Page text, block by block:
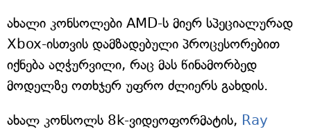
ახალი კონსოლები AMD-ს მიერ სპეციალურად
Xbox-ისთვის დამზადებული პროცესორებით
იქნება აღჭურვილი, რაც მას წინამორბედ
მოდელზე ოთხჯერ უფრო ძლიერს გახდის.
ახალ კონსოლს 8k-ვიდეოფორმატის, Ray